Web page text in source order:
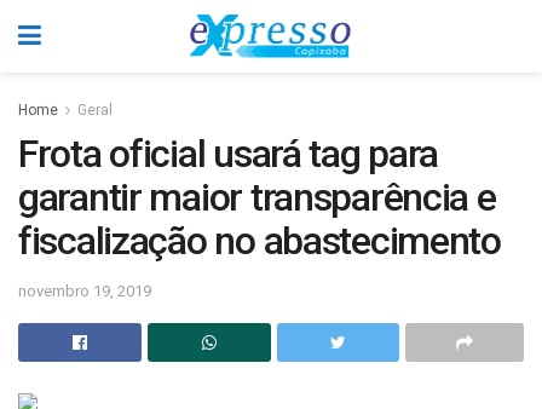
Home Geral
Frota oficial usará tag para
garantir maior transparência e
fiscalização no abastecimento
novembro 19, 2019